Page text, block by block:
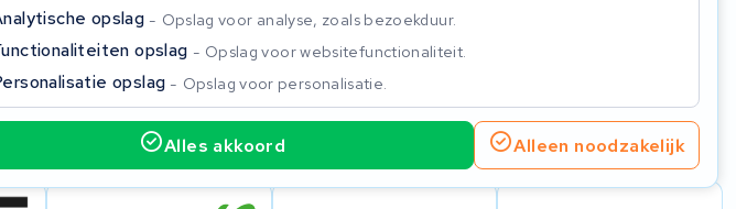
opslag Opslag voor analyse, zoals bezoekduur.
opslag Opslag voor websitefunctionaliteit.
opslag Opslag voor personalisatie.
Alles akkoord Alleen noodzakelijk
aan
Sluiten
om te zoeken